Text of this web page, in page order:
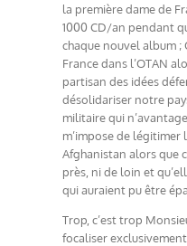
la première dame de
1000 CD/an pendant
chaque nouvel album ;
France dans l’OTAN
partisan des idées
désolidariser notre
militaire qui
m’impose de
Afghanistan alors que
près, ni de loin et
qui auraient pu être
Trop, c’est trop
focaliser